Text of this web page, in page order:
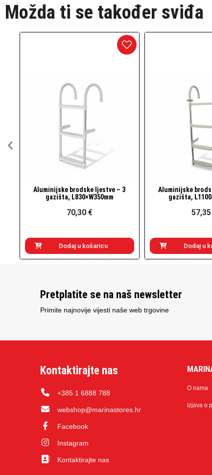
Možda ti se također sviđa
Brzi pogled
Aluminijske brodske ljestve – 4
gazišta, L1100×W350mm
57,35 €
Dodaj u košaricu
Brzi
Inox brodske
Dodaj
Pretplatite se na naš newsletter
Primite najnovije vijesti naše web trgovine
Kontaktirajte nas
+385 1 6888 788
webshop@marinastores.hr
Facebook
Instagram
Kontaktirajte nas
O nama
Izjava o